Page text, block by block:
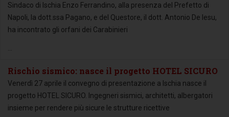
Sindaco di Ischia Enzo Ferrandino, alla presenza del Prefetto di
Napoli, la dott.ssa Pagano, e del Questore, il dott. Antonio De Iesu,
ha incontrato gli orfani dei Carabinieri
Rischio sismico: nasce il progetto HOTEL SICURO
Venerdì 27 aprile il convegno di presentazione a Ischia nasce il
progetto HOTEL SICURO. Ingegneri sismici, architetti, albergatori
insieme per rendere più sicure le strutture ricettive